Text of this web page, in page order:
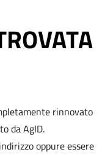
rinnovato
da AgID.
oppure essere